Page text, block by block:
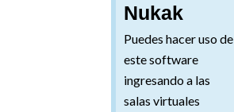
Nukak
Puedes hacer uso de
este software
ingresando a las
salas virtuales